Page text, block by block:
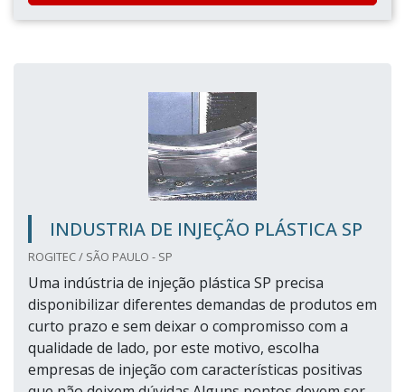
INDUSTRIA DE INJEÇÃO PLÁSTICA SP
ROGITEC / SÃO PAULO - SP
Uma indústria de injeção plástica SP precisa
disponibilizar diferentes demandas de produtos em
curto prazo e sem deixar o compromisso com a
qualidade de lado, por este motivo, escolha
empresas de injeção com características positivas